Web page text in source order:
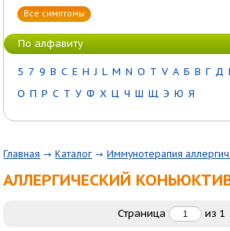
Все симптомы
По алфавиту
5 7 9 B C E H J L M N O T V А Б В Г Д
О П Р С Т У Ф Х Ц Ч Ш Щ Э Ю Я
Главная Каталог Иммунотерапия
АЛЛЕРГИЧЕСКИЙ
Страница из 1